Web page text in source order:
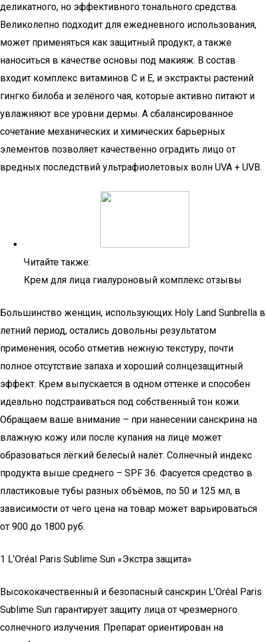
деликатного, но эффективного тонального средства.
Великолепно подходит для ежедневного использования,
может применяться как защитный продукт, а также
наноситься в качестве основы под макияж. В состав
входит комплекс витаминов С и Е, и экстракты растений
гингко билоба и зелёного чая, которые активно питают и
увлажняют все уровни дермы. А сбалансированное
сочетание механических и химических барьерных
элементов позволяет качественно оградить лицо от
вредных последствий ультрафиолетовых волн UVA + UVB.
Читайте также:
Крем для лица гиалуроновый комплекс отзывы
Большинство женщин, использующих Holy Land Sunbrella в
летний период, остались довольны результатом
применения, особо отметив нежную текстуру, почти
полное отсутствие запаха и хороший солнцезащитный
эффект. Крем выпускается в одном оттенке и способен
идеально подстраиваться под собственный тон кожи.
Обращаем ваше внимание – при нанесении санскрина на
влажную кожу или после купания на лице может
образоваться лёгкий белесый налёт. Солнечный индекс
продукта выше среднего – SPF 36. Фасуется средство в
пластиковые тубы разных объёмов, по 50 и 125 мл, в
зависимости от чего цена на товар может варьироваться
от 900 до 1800 руб.
1 L’Oréal Paris Sublime Sun «Экстра защита»
Высококачественный и безопасный санскрин L’Oréal Paris
Sublime Sun гарантирует защиту лица от чрезмерного
солнечного излучения. Препарат ориентирован на